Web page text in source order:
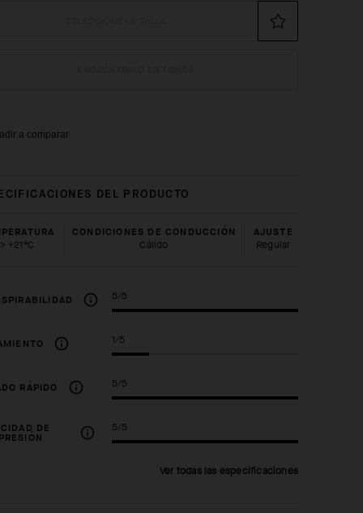
a comparar
DEL PRODUCTO
> +21°C
CONDICIONES DE CONDUCCIÓN
Cálido
AJUSTE
regular
5/5
1/5
RÁPIDO 5/5
DE 5/5
Ver todas las especificaciones